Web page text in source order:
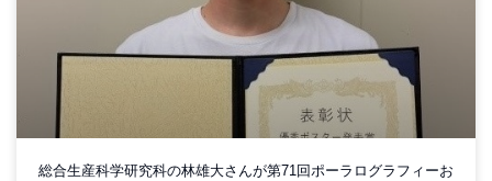
総合生産科学研究科の林雄大さんが第71回ポーラログラフィーお